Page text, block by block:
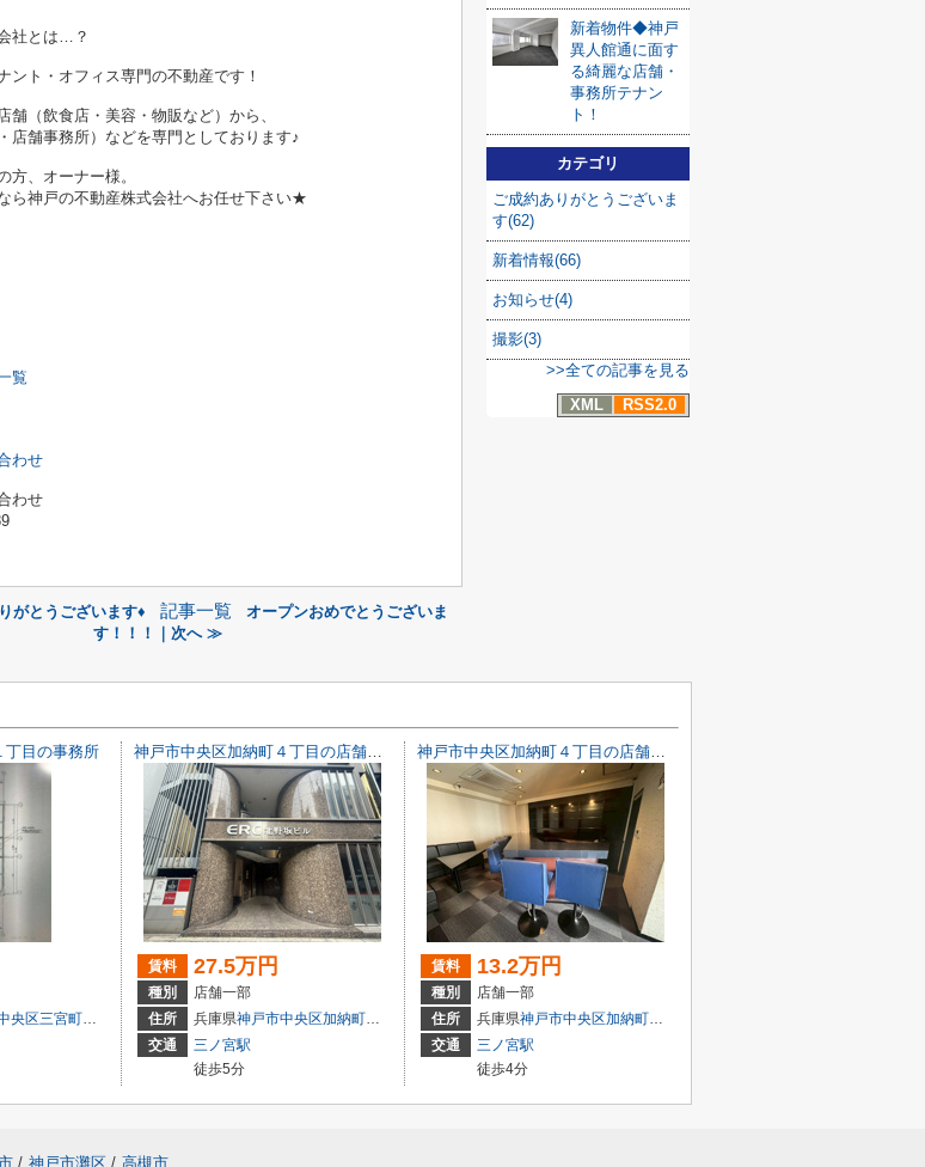
社とは…？
ント・オフィス専門の不動産です！
舗（飲食店・美容・物販など）から、
店舗事務所）などを専門としております♪
方、オーナー様。
ら神戸の不動産株式会社へお任せ下さい★
覧
わせ
わせ
がとうございます♦ 記事一覧
オープンおめでとうございま
す！！！｜次へ ≫
新着物件◆神戸
異人館通に面す
る綺麗な店舗・
事務所テナン
ト！
カテゴリ
ご成約ありがとうございま
す(62)
新着情報(66)
お知らせ(4)
撮影(3)
>>全ての記事を見る
XML
RSS2.0
丁目の事務所
央区三宮町 １丁目
賃料 27.5万円
種別
店舗一部
住所
兵庫県神戸市中央区加納町 ４丁目7-8
交通
三ノ宮駅
徒歩5分
賃料 13.2万円
種別
店舗一部
住所
兵庫県神戸市中央区加納町
交通
三ノ宮駅
徒歩4分
/ 神戸市灘区 / 高槻市